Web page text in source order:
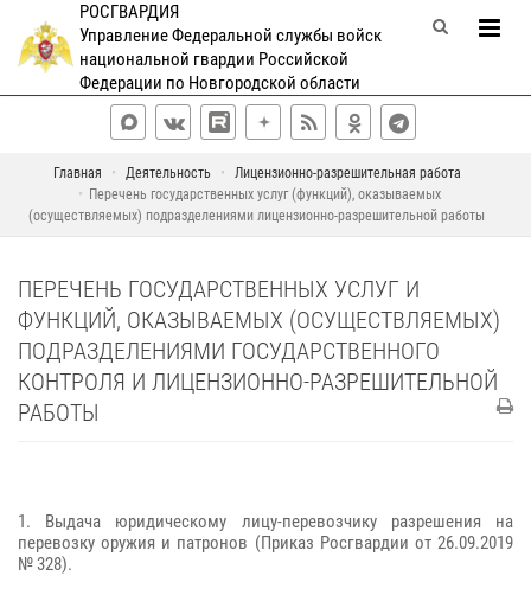
РОСГВАРДИЯ
Управление Федеральной службы войск
национальной гвардии Российской
Федерации по Новгородской области
Главная Деятельность
Лицензионно-разрешительная работа
Перечень государственных услуг (функций), оказываемых
(осуществляемых) подразделениями лицензионно-разрешительной работы
ПЕРЕЧЕНЬ ГОСУДАРСТВЕННЫХ УСЛУГ И
ФУНКЦИЙ, ОКАЗЫВАЕМЫХ (ОСУЩЕСТВЛЯЕМЫХ)
ПОДРАЗДЕЛЕНИЯМИ ГОСУДАРСТВЕННОГО
КОНТРОЛЯ И ЛИЦЕНЗИОННО-РАЗРЕШИТЕЛЬНОЙ
РАБОТЫ
1. Выдача юридическому лицу-перевозчику разрешения на
перевозку оружия и патронов (Приказ Росгвардии от 26.09.2019
№ 328).